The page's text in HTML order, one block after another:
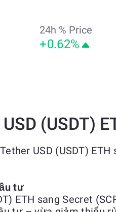
24h % Price
+0.62%
(USDT)
USD (USDT) ETH
tư
ETH sang Secret